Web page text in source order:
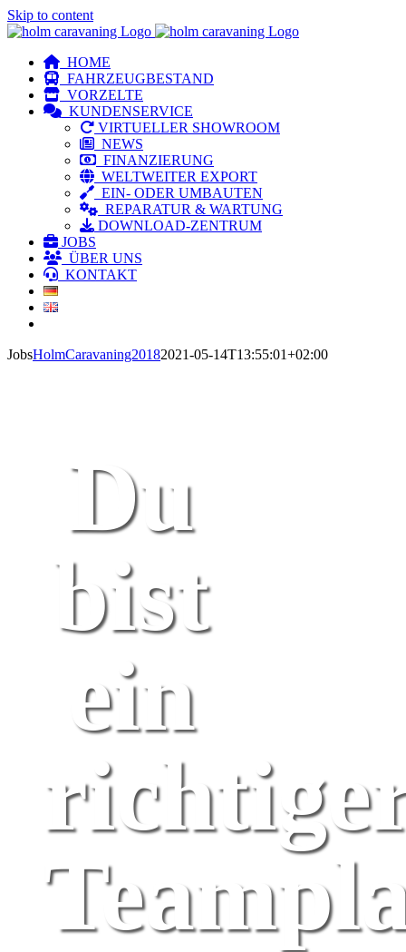
Skip to content
HOME
FAHRZEUGBESTAND
VORZELTE
KUNDENSERVICE
VIRTUELLER SHOWROOM
NEWS
FINANZIERUNG
WELTWEITER EXPORT
EIN- ODER UMBAUTEN
REPARATUR & WARTUNG
DOWNLOAD-ZENTRUM
JOBS
ÜBER UNS
KONTAKT
JobsHolmCaravaning20182021-05-14T13:55:01+02:00
Du
bist
ein